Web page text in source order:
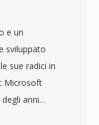
sebbene
4
lo
e un
sviluppato
sue radici in
Microsoft
anni
è stato